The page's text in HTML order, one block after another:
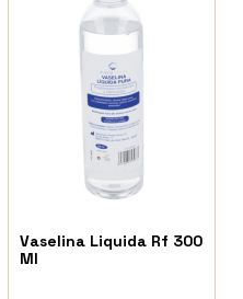
Vaselina Liquida Rf 300
Ml